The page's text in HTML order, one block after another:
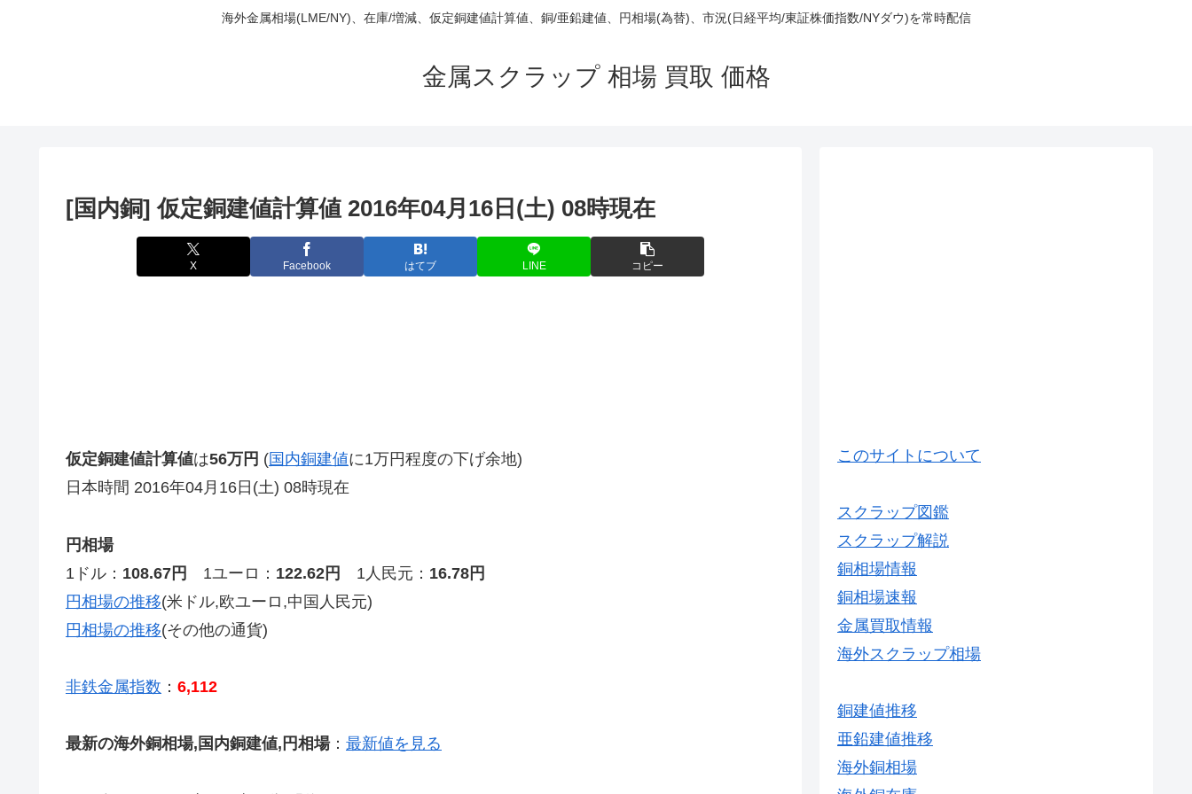
海外金属相場(LME/NY)、在庫/増減、仮定銅建値計算値、銅/亜鉛建値、円相場(為替)、市況(日経平均/東証株価指数/NYダウ)を常時配信
金属スクラップ 相場 買取 価格
[国内銅] 仮定銅建値計算値 2016年04月16日(土) 08時現在
X Facebook はてブ LINE コピー
仮定銅建値計算値は56万円 (国内銅建値に1万円程度の下げ余地)
日本時間 2016年04月16日(土) 08時現在
円相場
1ドル： 108.67円 1ユーロ： 122.62円 1人民元： 16.78円
円相場の推移(米ドル,欧ユーロ,中国人民元)
円相場の推移(その他の通貨)
非鉄金属指数 ： 6,112
最新の海外銅相場,国内銅建値,円相場： 最新値を見る
このサイトについて
スクラップ図鑑
スクラップ解説
銅相場情報
銅相場速報
金属買取情報
海外スクラップ相場
銅建値推移
亜鉛建値推移
海外銅相場